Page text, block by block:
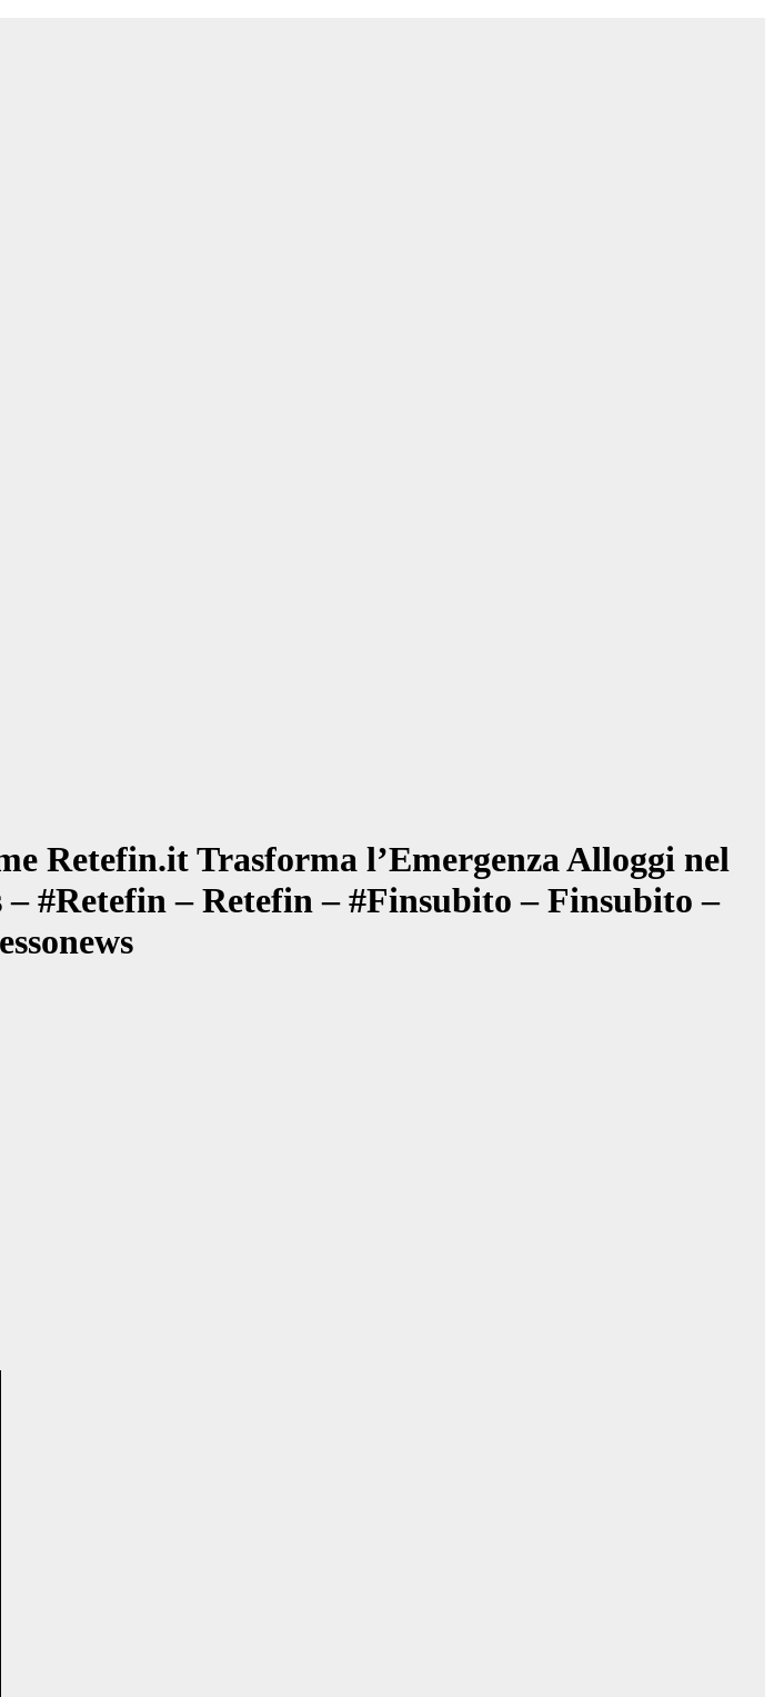
Retefin.it Trasforma l’Emergenza Alloggi nel
#Retefin – Retefin – #Finsubito – Finsubito –